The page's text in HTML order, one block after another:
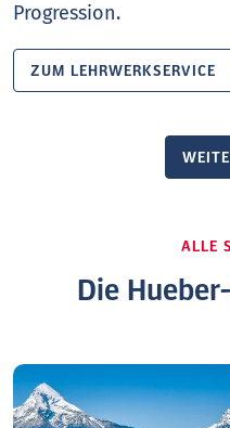
Progression.
ZUM LEHRWERKSERVICE
ALLE
Die